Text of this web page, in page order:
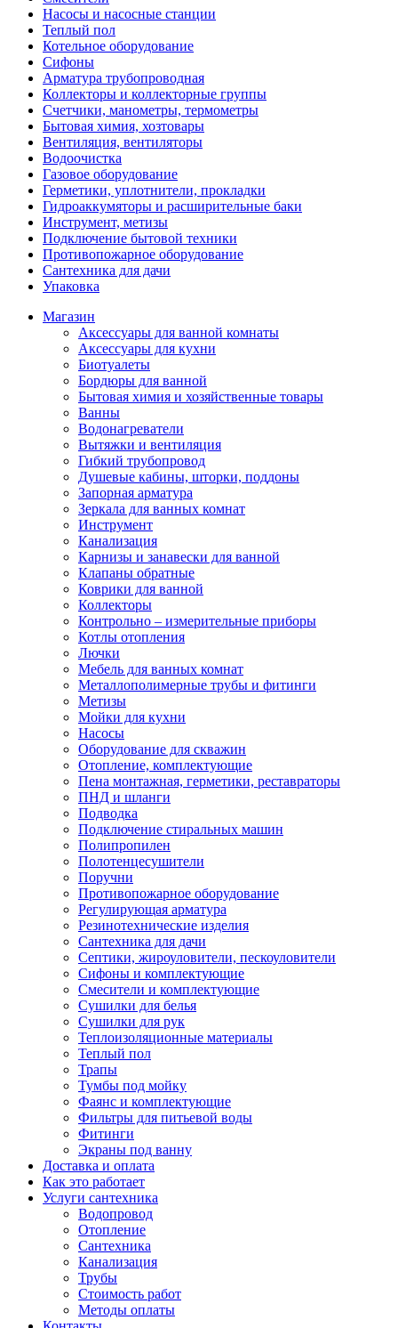
Насосы и насосные станции
Теплый пол
Котельное оборудование
Сифоны
Арматура трубопроводная
Коллекторы и коллекторные группы
Счетчики, манометры, термометры
Бытовая химия, хозтовары
Вентиляция, вентиляторы
Водоочистка
Газовое оборудование
Герметики, уплотнители, прокладки
Гидроаккумяторы и расширительные баки
Инструмент, метизы
Подключение бытовой техники
Противопожарное оборудование
Сантехника для дачи
Упаковка
Магазин
Аксессуары для ванной комнаты
Аксессуары для кухни
Биотуалеты
Бордюры для ванной
Бытовая химия и хозяйственные товары
Ванны
Водонагреватели
Вытяжки и вентиляция
Гибкий трубопровод
Душевые кабины, шторки, поддоны
Запорная арматура
Зеркала для ванных комнат
Инструмент
Канализация
Карнизы и занавески для ванной
Клапаны обратные
Коврики для ванной
Коллекторы
Контрольно – измерительные приборы
Котлы отопления
Лючки
Мебель для ванных комнат
Металлополимерные трубы и фитинги
Метизы
Мойки для кухни
Насосы
Оборудование для скважин
Отопление, комплектующие
Пена монтажная, герметики, реставраторы
ПНД и шланги
Подводка
Подключение стиральных машин
Полипропилен
Полотенцесушители
Поручни
Противопожарное оборудование
Регулирующая арматура
Резинотехнические изделия
Сантехника для дачи
Септики, жироуловители, пескоуловители
Сифоны и комплектующие
Смесители и комплектующие
Сушилки для белья
Сушилки для рук
Теплоизоляционные материалы
Теплый пол
Трапы
Тумбы под мойку
Фаянс и комплектующие
Фильтры для питьевой воды
Фитинги
Экраны под ванну
Доставка и оплата
Как это работает
Услуги сантехника
Водопровод
Отопление
Сантехника
Канализация
Трубы
Стоимость работ
Методы оплаты